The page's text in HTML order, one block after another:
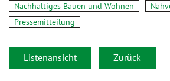
Nachhaltiges Bauen und Wohnen
Pressemitteilung
Listenansicht Zurück